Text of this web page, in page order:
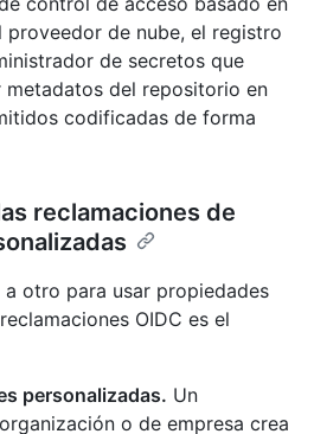
proveedor de nube, el registro
de secretos que
del repositorio en
codificadas de forma
reclamaciones de
otro para usar propiedades
OIDC es el
personalizadas. Un
o de empresa crea